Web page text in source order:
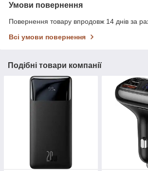
Умови повернення
Повернення товару впродовж 14 днів за
Всі умови повернення
Подібні товари компанії